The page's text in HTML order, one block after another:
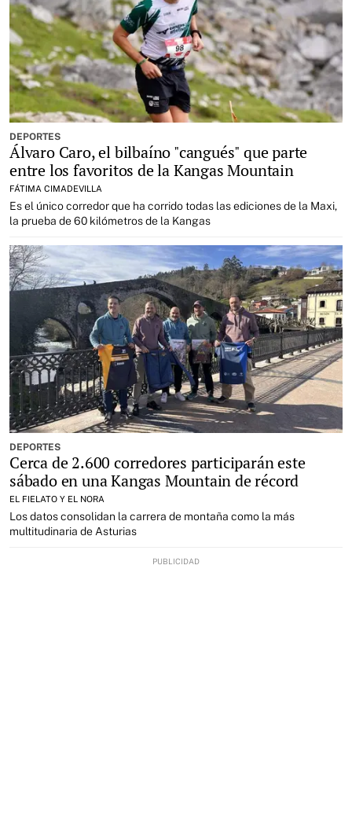
DEPORTES
Álvaro Caro, el bilbaíno "cangués" que parte
entre los favoritos de la Kangas Mountain
FÁTIMA CIMADEVILLA
Es el único corredor que ha corrido todas las ediciones de la Maxi,
la prueba de 60 kilómetros de la Kangas
DEPORTES
Cerca de 2.600 corredores participarán este
sábado en una Kangas Mountain de récord
EL FIELATO Y EL NORA
Los datos consolidan la carrera de montaña como la más
multitudinaria de Asturias